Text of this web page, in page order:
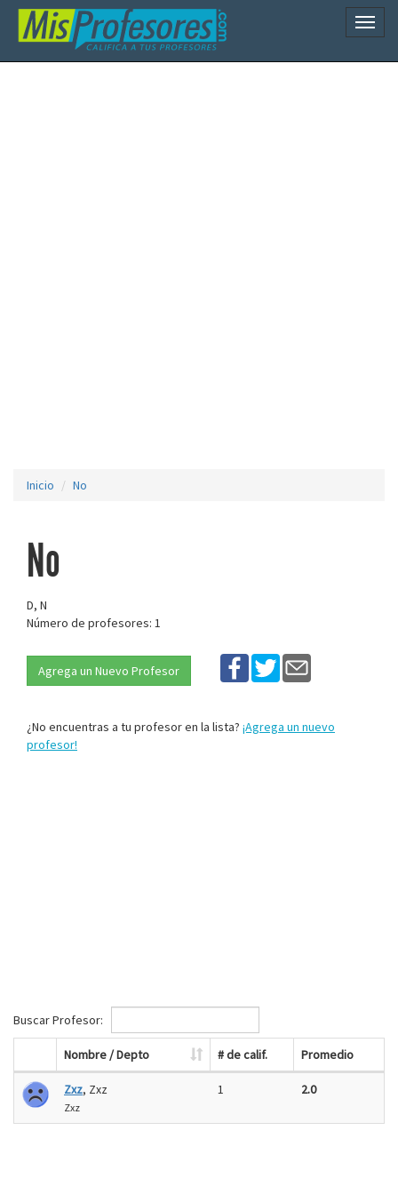
Inicio No
No
D, N
Número de profesores: 1
Agrega un Nuevo Profesor
¿No encuentras a tu profesor en la lista? ¡Agrega un nuevo
profesor!
Buscar Profesor:
Nombre / Depto # de calif. Promedio
Zxz, Zxz
Zxz
1 2.0